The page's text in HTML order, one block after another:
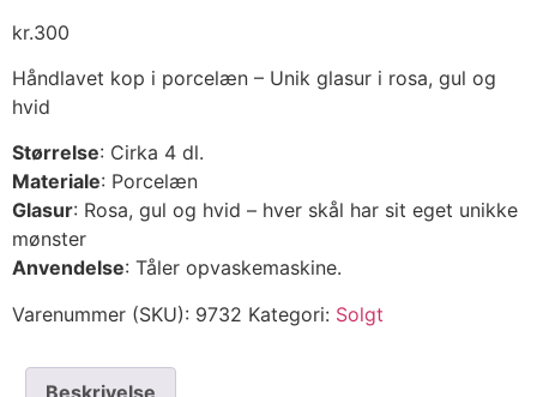
kr.300
Håndlavet kop i porcelæn – Unik glasur i rosa, gul og
hvid
Størrelse: Cirka 4 dl.
Materiale: Porcelæn
Glasur: Rosa, gul og hvid – hver skål har sit eget unikke
mønster
Anvendelse: Tåler opvaskemaskine.
Varenummer (SKU): 9732 Kategori: Solgt
Beskrivelse